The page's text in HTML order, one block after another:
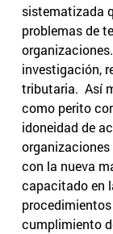
sistematizada
problemas de
investigación,
tributaria. Así
como perito
idoneidad de
con la nueva
capacitado en
cumplimiento